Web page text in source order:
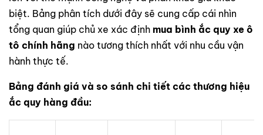
biệt. Bảng phân tích dưới đây sẽ cung cấp cái nhìn
tổng quan giúp chủ xe xác định mua bình ắc quy xe ô
tô chính hãng nào tương thích nhất với nhu cầu vận
hành thực tế.
Bảng đánh giá và so sánh chi tiết các thương hiệu
ắc quy hàng đầu: